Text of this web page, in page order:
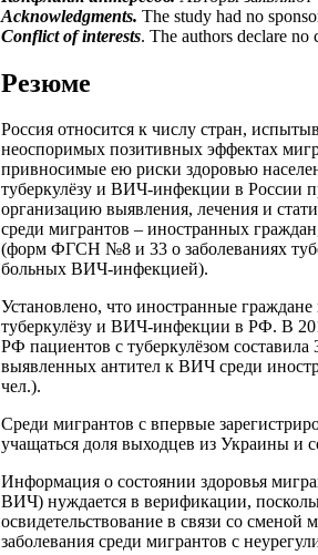
Acknowledgments. The study had no
Conflict of interests. The authors declare no
Резюме
Россия относится к числу стран,
неоспоримых позитивных эффектах
привносимые ею риски здоровью
туберкулёзу и ВИЧ-инфекции в России
организацию выявления, лечения и
среди мигрантов – иностранных
(форм ФГСН №8 и 33 о заболеваниях
больных ВИЧ-инфекцией).
Установлено, что иностранные
туберкулёзу и ВИЧ-инфекции в РФ. В
РФ пациентов с туберкулёзом
выявленных антител к ВИЧ среди
чел.).
Среди мигрантов с впервые
учащаться доля выходцев из Украины и
Информация о состоянии здоровья
ВИЧ) нуждается в верификации,
освидетельствование в связи со сменой
заболевания среди мигрантов с